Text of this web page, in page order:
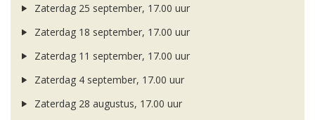
Zaterdag 25 september, 17.00 uur
Zaterdag 18 september, 17.00 uur
Zaterdag 11 september, 17.00 uur
Zaterdag 4 september, 17.00 uur
Zaterdag 28 augustus, 17.00 uur